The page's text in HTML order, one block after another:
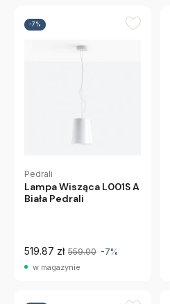
-7%
Pedrali
Lampa Wisząca L001S A
Biała Pedrali
519.87 zł 559.00 -7%
w magazynie